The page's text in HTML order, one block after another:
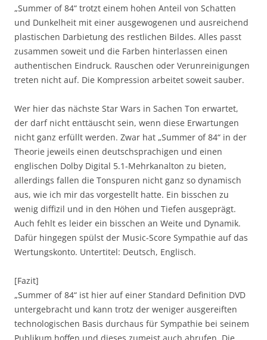
„Summer of 84“ trotzt einem hohen Anteil von Schatten
und Dunkelheit mit einer ausgewogenen und ausreichend
plastischen Darbietung des restlichen Bildes. Alles passt
zusammen soweit und die Farben hinterlassen einen
authentischen Eindruck. Rauschen oder Verunreinigungen
treten nicht auf. Die Kompression arbeitet soweit sauber.
Wer hier das nächste Star Wars in Sachen Ton erwartet,
der darf nicht enttäuscht sein, wenn diese Erwartungen
nicht ganz erfüllt werden. Zwar hat „Summer of 84“ in der
Theorie jeweils einen deutschsprachigen und einen
englischen Dolby Digital 5.1-Mehrkanalton zu bieten,
allerdings fallen die Tonspuren nicht ganz so dynamisch
aus, wie ich mir das vorgestellt hatte. Ein bisschen zu
wenig diffizil und in den Höhen und Tiefen ausgeprägt.
Auch fehlt es leider ein bisschen an Weite und Dynamik.
Dafür hingegen spülst der Music-Score Sympathie auf das
Wertungskonto. Untertitel: Deutsch, Englisch.
[Fazit]
„Summer of 84“ ist hier auf einer Standard Definition DVD
untergebracht und kann trotz der weniger ausgereiften
technologischen Basis durchaus für Sympathie bei seinem